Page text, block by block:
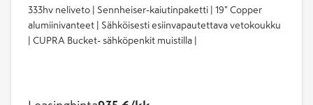
333hv neliveto | Sennheiser-kaiutinpaketti | 19" Copper
alumiinivanteet | Sähköisesti esiinvapautettava vetokoukku
| CUPRA Bucket- sähköpenkit muistilla |